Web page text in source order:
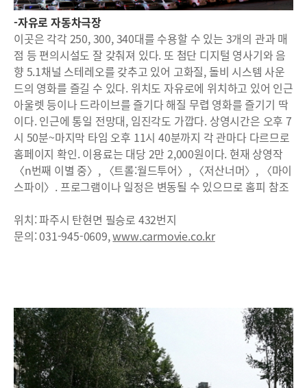
-자유로 자동차극장
이곳은 각각 250, 300, 340대를 수용할 수 있는 3개의 관과 매
점 등 편의시설도 잘 갖춰져 있다. 또 첨단 디지털 영사기와 음
향 5.1채널 스테레오를 갖추고 있어 고화질, 돌비 시스템 사운
드의 영화를 즐길 수 있다. 위치도 자유로에 위치하고 있어 인근
아울렛 등이나 드라이브를 즐기다 해질 무렵 영화를 즐기기 딱
이다. 인근에 통일 전망대, 임진각도 가깝다. 상영시간은 오후 7
시 50분~마지막 타임 오후 11시 40분까지 각 관마다 다르므로
홈페이지 확인. 이용료는 대당 2만 2,000원이다. 현재 상영작
〈n번째 이별 중〉, 〈트롤:월드투어〉, 〈저산너머〉, 〈마이
스파이〉. 프로그램이나 일정은 변동될 수 있으므로 홈피 참조
위치: 파주시 탄현면 필승로 432번지
문의: 031-945-0609,www.carmovie.co.kr